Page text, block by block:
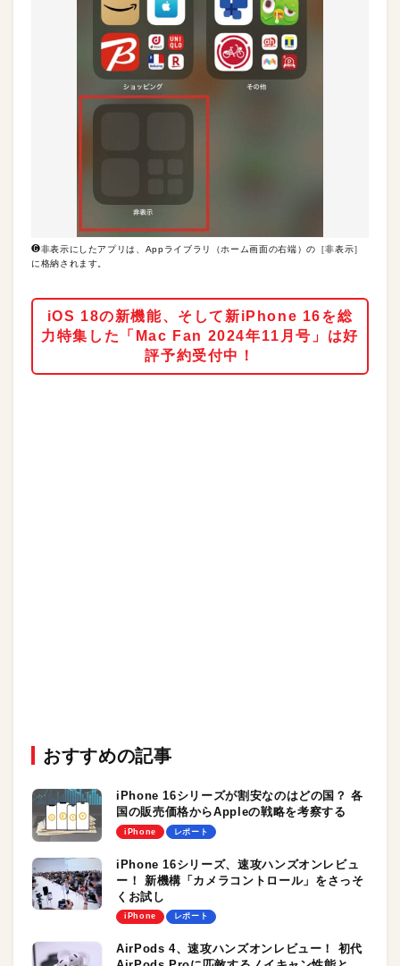
❻非表示にしたアプリは、Appライブラリ（ホーム画面の右端）の［非表示］
に格納されます。
iOS 18の新機能、そして新iPhone 16を総
力特集した「Mac Fan 2024年11月号」は好
評予約受付中！
おすすめの記事
iPhone 16シリーズが割安なのはどの国？ 各
国の販売価格からAppleの戦略を考察する
iPhone レポート
iPhone 16シリーズ、速攻ハンズオンレビュ
ー！ 新機構「カメラコントロール」をさっそ
くお試し
iPhone レポート
AirPods 4、速攻ハンズオンレビュー！ 初代